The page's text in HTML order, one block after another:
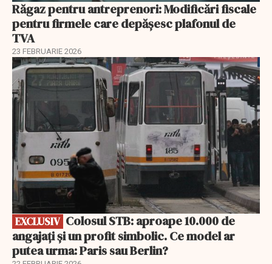
Răgaz pentru antreprenori: Modificări fiscale
pentru firmele care depășesc plafonul de
TVA
23 FEBRUARIE 2026
EXCLUSIV
EXCLUSIV
angajați și un profit simbolic. Ce model ar
putea urma: Paris sau Berlin?